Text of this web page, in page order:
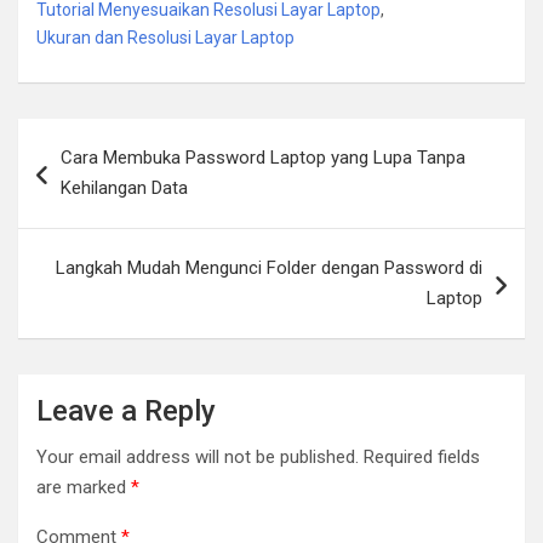
Tutorial Menyesuaikan Resolusi Layar Laptop,
Ukuran dan Resolusi Layar Laptop
navigation
Cara Membuka Password Laptop yang Lupa Tanpa
Kehilangan Data
Langkah Mudah Mengunci Folder dengan Password di
Laptop
Leave a Reply
Your email address will not be published. Required fields
are marked *
Comment *